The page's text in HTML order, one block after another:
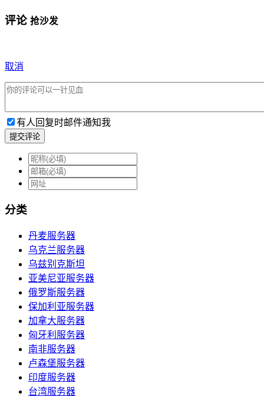
评论 抢沙发
取消
有人回复时邮件通知我
提交评论
分类
丹麦服务器
乌克兰服务器
乌兹别克斯坦
亚美尼亚服务器
俄罗斯服务器
保加利亚服务器
加拿大服务器
匈牙利服务器
南非服务器
卢森堡服务器
印度服务器
台湾服务器